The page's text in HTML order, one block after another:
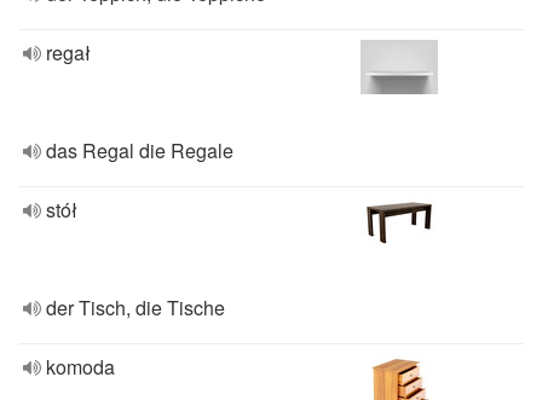
regał
das Regal die Regale
stół
der Tisch, die Tische
komoda